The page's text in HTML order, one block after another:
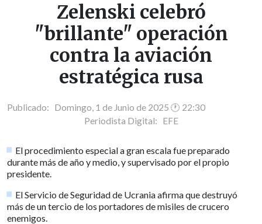
Zelenski celebró
"brillante" operación
contra la aviación
estratégica rusa
Publicado: Domingo, 1 de Junio de 2025 🕐 22:30
Periodista Digital: EFE
El procedimiento especial a gran escala fue preparado
durante más de año y medio, y supervisado por el propio
presidente.
El Servicio de Seguridad de Ucrania afirma que destruyó
más de un tercio de los portadores de misiles de crucero
enemigos.